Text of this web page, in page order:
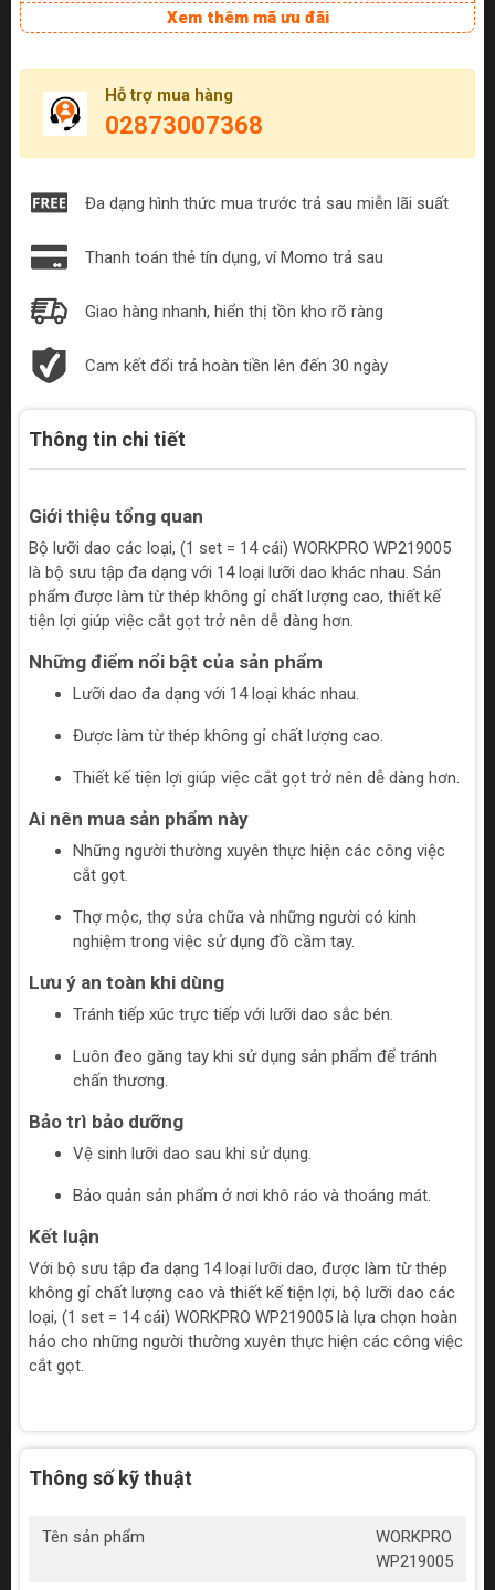
Xem thêm mã ưu đãi
Hỗ trợ mua hàng
02873007368
Đa dạng hình thức mua trước trả sau miễn lãi suất
Thanh toán thẻ tín dụng, ví Momo trả sau
Giao hàng nhanh, hiển thị tồn kho rõ ràng
Cam kết đổi trả hoàn tiền lên đến 30 ngày
Thông tin chi tiết
Giới thiệu tổng quan
Bộ lưỡi dao các loại, (1 set = 14 cái) WORKPRO WP219005
là bộ sưu tập đa dạng với 14 loại lưỡi dao khác nhau. Sản
phẩm được làm từ thép không gỉ chất lượng cao, thiết kế
tiện lợi giúp việc cắt gọt trở nên dễ dàng hơn.
Những điểm nổi bật của sản phẩm
Lưỡi dao đa dạng với 14 loại khác nhau.
Được làm từ thép không gỉ chất lượng cao.
Thiết kế tiện lợi giúp việc cắt gọt trở nên dễ dàng hơn.
Ai nên mua sản phẩm này
Những người thường xuyên thực hiện các công việc
cắt gọt.
Thợ mộc, thợ sửa chữa và những người có kinh
nghiệm trong việc sử dụng đồ cầm tay.
Lưu ý an toàn khi dùng
Tránh tiếp xúc trực tiếp với lưỡi dao sắc bén.
Luôn đeo găng tay khi sử dụng sản phẩm để tránh
chấn thương.
Bảo trì bảo dưỡng
Vệ sinh lưỡi dao sau khi sử dụng.
Bảo quản sản phẩm ở nơi khô ráo và thoáng mát.
Kết luận
Với bộ sưu tập đa dạng 14 loại lưỡi dao, được làm từ thép
không gỉ chất lượng cao và thiết kế tiện lợi, bộ lưỡi dao các
loại, (1 set = 14 cái) WORKPRO WP219005 là lựa chọn hoàn
hảo cho những người thường xuyên thực hiện các công việc
cắt gọt.
Thông số kỹ thuật
Tên sản phẩm
WORKPRO
WP219005